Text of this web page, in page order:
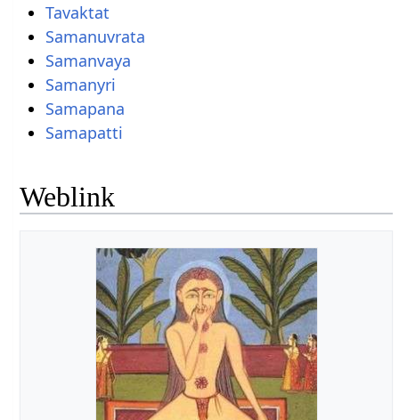
Tavaktat
Samanuvrata
Samanvaya
Samanyri
Samapana
Samapatti
Weblink